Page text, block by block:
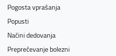
Pogosta vprašanja
Popusti
Načini dedovanja
Preprečevanje bolezni